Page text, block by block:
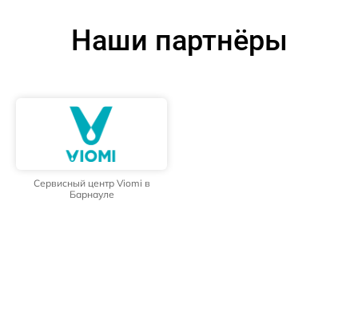
Наши партнёры
Сервисный центр Viomi в
Барнауле